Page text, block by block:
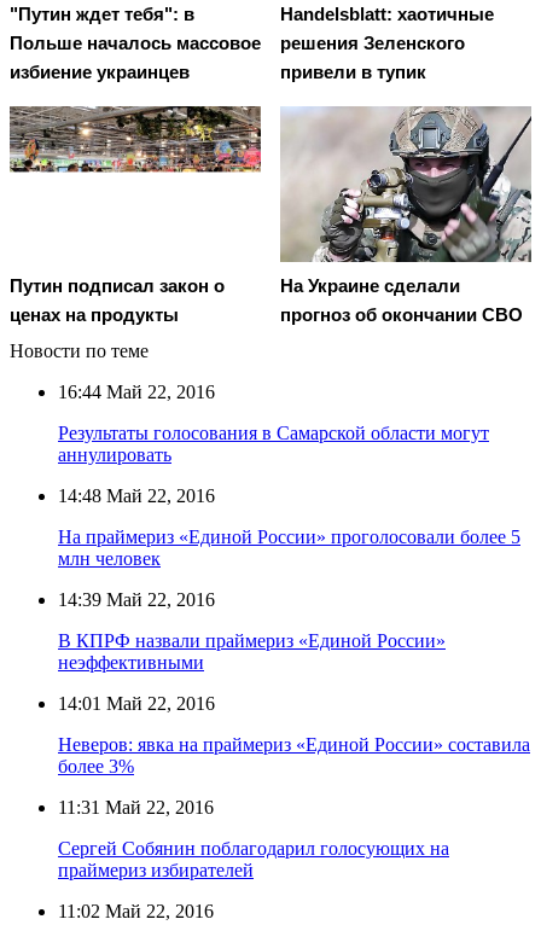
"Путин ждет тебя": в
Польше началось массовое
избиение украинцев
Handelsblatt: хаотичные
решения Зеленского
привели в тупик
Путин подписал закон о
ценах на продукты
На Украине сделали
прогноз об окончании СВО
Новости по теме
16:44 Май 22, 2016
Результаты голосования в Самарской области могут
аннулировать
14:48 Май 22, 2016
На праймериз «Единой России» проголосовали более 5
млн человек
14:39 Май 22, 2016
В КПРФ назвали праймериз «Единой России»
неэффективными
14:01 Май 22, 2016
Неверов: явка на праймериз «Единой России» составила
более 3%
11:31 Май 22, 2016
Сергей Собянин поблагодарил голосующих на
праймериз избирателей
11:02 Май 22, 2016